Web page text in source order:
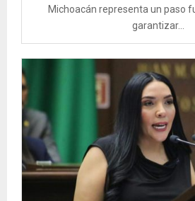
Michoacán representa un paso
garantizar...